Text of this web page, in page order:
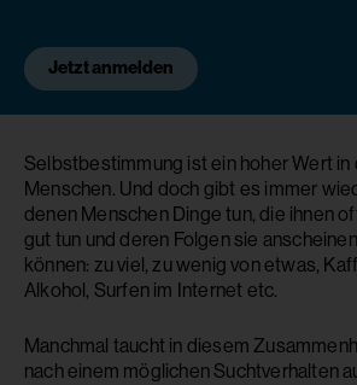
Jetzt anmelden
Selbstbestimmung ist ein hoher Wert in
Menschen. Und doch gibt es immer
denen Menschen Dinge tun, die ihnen
gut tun und deren Folgen sie
können: zu viel, zu wenig von etwas,
Alkohol, Surfen im Internet etc.
Manchmal taucht in diesem
nach einem möglichen Suchtverhalten